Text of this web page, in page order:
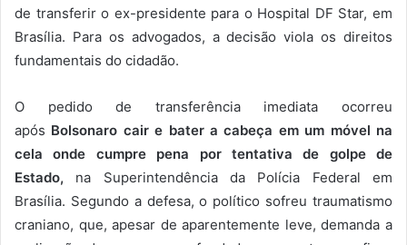
de transferir o ex-presidente para o Hospital DF Star, em
Brasília. Para os advogados, a decisão viola os direitos
fundamentais do cidadão.
O pedido de transferência imediata ocorreu
após Bolsonaro cair e bater a cabeça em um móvel na
cela onde cumpre pena por tentativa de golpe de
Estado, na Superintendência da Polícia Federal em
Brasília. Segundo a defesa, o político sofreu traumatismo
craniano, que, apesar de aparentemente leve, demanda a